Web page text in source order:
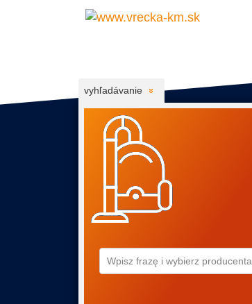
vyhľadávanie
Wpisz frazę i wybierz producenta